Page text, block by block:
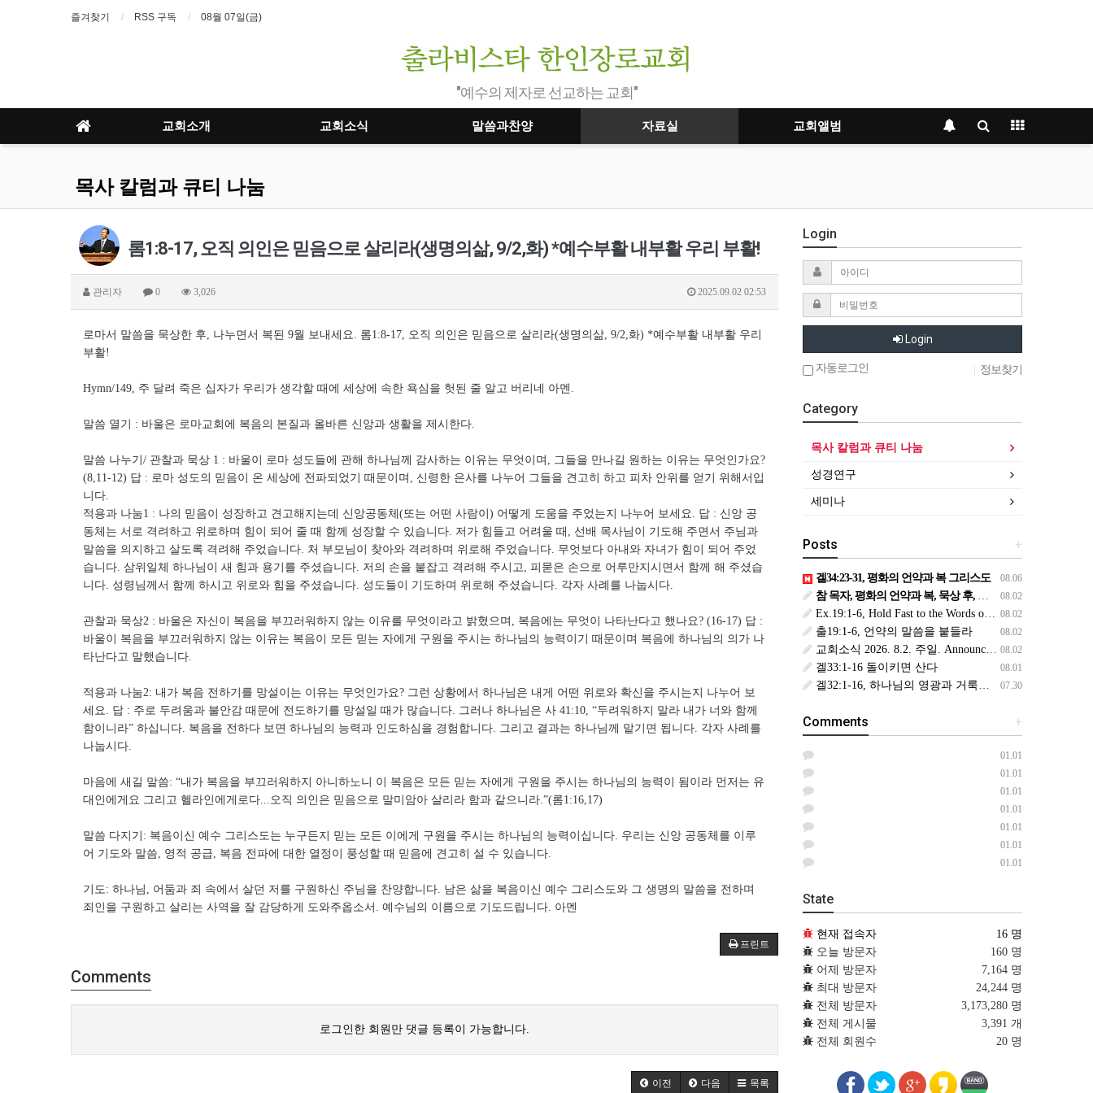
즐겨찾기 RSS 구독 08월 07일(금)
"예수의 제자로 선교하는 교회"
교회소개 교회소식 말씀과찬양 자료실 교회앨범
목사 칼럼과 큐티 나눔
롬1:8-17, 오직 의인은 믿음으로 살리라(생명의삶, 9/2,화) *예수부활 내부활 우리 부활!
관리자 0 3,026 2025.09.02 02:53
로마서 말씀을 묵상한 후, 나누면서 복된 9월 보내세요. 롬1:8-17, 오직 의인은 믿음으로 살리라(생명의삶, 9/2,화) *예수부활 내부활 우리
부활!
Hymn/149, 주 달려 죽은 십자가 우리가 생각할 때에 세상에 속한 욕심을 헛된 줄 알고 버리네 아멘.
말씀 열기 : 바울은 로마교회에 복음의 본질과 올바른 신앙과 생활을 제시한다.
말씀 나누기/ 관찰과 묵상 1 : 바울이 로마 성도들에 관해 하나님께 감사하는 이유는 무엇이며, 그들을 만나길 원하는 이유는 무엇인가요?
(8,11-12) 답 : 로마 성도의 믿음이 온 세상에 전파되었기 때문이며, 신령한 은사를 나누어 그들을 견고히 하고 피차 안위를 얻기 위해서입
니다.
적용과 나눔1 : 나의 믿음이 성장하고 견고해지는데 신앙공동체(또는 어떤 사람이) 어떻게 도움을 주었는지 나누어 보세요. 답 : 신앙 공
동체는 서로 격려하고 위로하며 힘이 되어 줄 때 함께 성장할 수 있습니다. 저가 힘들고 어려울 때, 선배 목사님이 기도해 주면서 주님과
말씀을 의지하고 살도록 격려해 주었습니다. 처 부모님이 찾아와 격려하며 위로해 주었습니다. 무엇보다 아내와 자녀가 힘이 되어 주었
습니다. 삼위일체 하나님이 새 힘과 용기를 주셨습니다. 저의 손을 붙잡고 격려해 주시고, 피묻은 손으로 어루만지시면서 함께 해 주셨습
니다. 성령님께서 함께 하시고 위로와 힘을 주셨습니다. 성도들이 기도하며 위로해 주셨습니다. 각자 사례를 나눕시다.
관찰과 묵상2 : 바울은 자신이 복음을 부끄러워하지 않는 이유를 무엇이라고 밝혔으며, 복음에는 무엇이 나타난다고 했나요? (16-17) 답 :
바울이 복음을 부끄러워하지 않는 이유는 복음이 모든 믿는 자에게 구원을 주시는 하나님의 능력이기 때문이며 복음에 하나님의 의가 나
타난다고 말했습니다.
적용과 나눔2: 내가 복음 전하기를 망설이는 이유는 무엇인가요? 그런 상황에서 하나님은 내게 어떤 위로와 확신을 주시는지 나누어 보
세요. 답 : 주로 두려움과 불안감 때문에 전도하기를 망설일 때가 많습니다. 그러나 하나님은 사 41:10, “두려워하지 말라 내가 너와 함께
함이니라” 하십니다. 복음을 전하다 보면 하나님의 능력과 인도하심을 경험합니다. 그리고 결과는 하나님께 맡기면 됩니다. 각자 사례를
나눕시다.
마음에 새길 말씀: “내가 복음을 부끄러워하지 아니하노니 이 복음은 모든 믿는 자에게 구원을 주시는 하나님의 능력이 됨이라 먼저는 유
대인에게요 그리고 헬라인에게로다...오직 의인은 믿음으로 말미암아 살리라 함과 같으니라.”(롬1:16,17)
말씀 다지기: 복음이신 예수 그리스도는 누구든지 믿는 모든 이에게 구원을 주시는 하나님의 능력이십니다. 우리는 신앙 공동체를 이루
어 기도와 말씀, 영적 공급, 복음 전파에 대한 열정이 풍성할 때 믿음에 견고히 설 수 있습니다.
기도: 하나님, 어둠과 죄 속에서 살던 저를 구원하신 주님을 찬양합니다. 남은 삶을 복음이신 예수 그리스도와 그 생명의 말씀을 전하며
죄인을 구원하고 살리는 사역을 잘 감당하게 도와주옵소서. 예수님의 이름으로 기도드립니다. 아멘
프린트
Comments
로그인한 회원만 댓글 등록이 가능합니다.
이전 다음 목록
Login
Login
자동로그인 정보찾기
Category
목사 칼럼과 큐티 나눔
성경연구
세미나
+
Posts
08.06
겔34:23-31, 평화의 언약과 복 그리스도
08.02
참 목자, 평화의 언약과 복, 묵상 후, 복된 8월 맞이하세요(생삶,3,월) *예수생명 내생명 우리생명!
08.02
Ex.19:1-6, Hold Fast to the Words of the Covenant
08.02
출19:1-6, 언약의 말씀을 붙들라
08.02
교회소식 2026. 8.2. 주일. Announcements
08.01
겔33:1-16 돌이키면 산다
07.30
겔32:1-16, 하나님의 영광과 거룩을 위해
+
Comments
01.01
01.01
01.01
01.01
01.01
01.01
01.01
State
현재 접속자
16 명
오늘 방문자
160 명
어제 방문자
7,164 명
최대 방문자
24,244 명
전체 방문자
3,173,280 명
전체 게시물
3,391 개
전체 회원수
20 명